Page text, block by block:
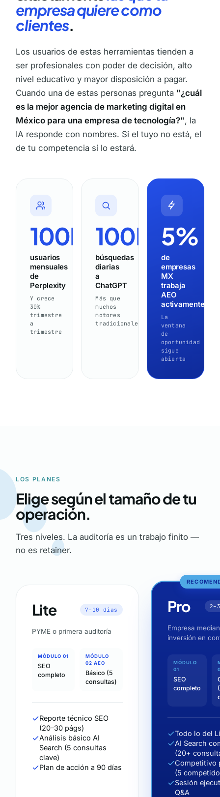
empresa quiere como
clientes.
Los usuarios de estas herramientas tienden a
ser profesionales con poder de decisión, alto
nivel educativo y mayor disposición a pagar.
Cuando una de estas personas pregunta "¿cuál
es la mejor agencia de marketing digital en
México para una empresa de tecnología?", la
IA responde con nombres. Si el tuyo no está, el
de tu competencia sí lo estará.
100M+
usuarios
mensuales
de
Perplexity
Y crece
30%
trimestre
a
trimestre
100M+
búsquedas
diarias
a
ChatGPT
Más que
muchos
motores
tradicionales
5%
de
empresas
MX
trabaja
AEO
activamente
La
ventana
de
oportunidad
sigue
abierta
LOS PLANES
Elige según el tamaño de tu
operación.
Tres niveles. La auditoría es un trabajo finito —
no es retainer.
Lite 7–10 días
PYME o primera auditoría
MÓDULO 01
SEO
completo
MÓDULO
02 AEO
Básico (5
consultas)
Reporte técnico SEO
(20–30 págs)
Análisis básico AI
Search (5 consultas
clave)
Plan de acción a 90 días
Pro
Empresa
inversión en
MÓDULO
01
SEO
completo
Todo lo del
AI Search
(20+
Competitivo
(5
Sesión
Q&A